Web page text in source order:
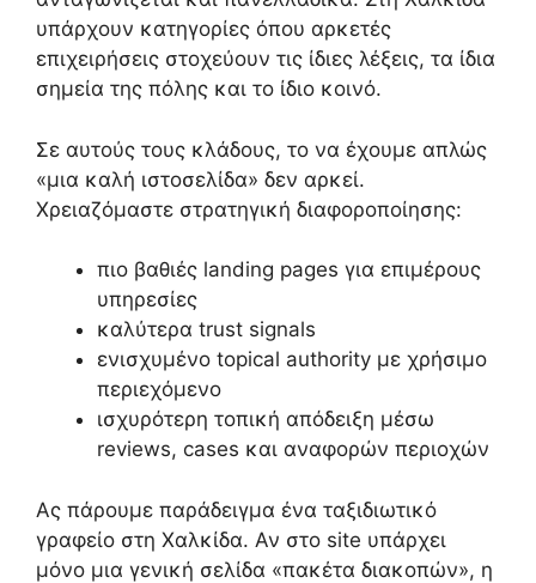
υπάρχουν κατηγορίες όπου αρκετές
επιχειρήσεις στοχεύουν τις ίδιες λέξεις, τα ίδια
σημεία της πόλης και το ίδιο κοινό.
Σε αυτούς τους κλάδους, το να έχουμε απλώς
«μια καλή ιστοσελίδα» δεν αρκεί.
Χρειαζόμαστε στρατηγική διαφοροποίησης:
πιο βαθιές landing pages για επιμέρους
υπηρεσίες
καλύτερα trust signals
ενισχυμένο topical authority με χρήσιμο
περιεχόμενο
ισχυρότερη τοπική απόδειξη μέσω
reviews, cases και αναφορών περιοχών
Ας πάρουμε παράδειγμα ένα ταξιδιωτικό
γραφείο στη Χαλκίδα. Αν στο site υπάρχει
μόνο μια γενική σελίδα «πακέτα διακοπών», η